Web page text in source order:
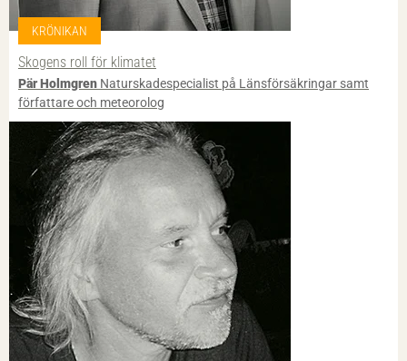
KRÖNIKAN
Skogens roll för klimatet
Pär Holmgren Naturskadespecialist på Länsförsäkringar samt
författare och meteorolog